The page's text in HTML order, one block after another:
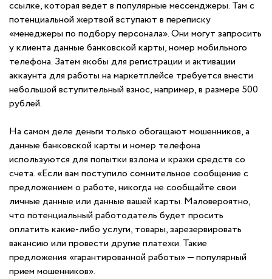
ссылке, которая ведет в популярные мессенджеры. Там с
потенциальной жертвой вступают в переписку
«менеджеры по подбору персонала». Они могут запросить
у клиента данные банковской карты, номер мобильного
телефона. Затем якобы для регистрации и активации
аккаунта для работы на маркетплейсе требуется внести
небольшой вступительный взнос, например, в размере 500
рублей.
На самом деле деньги только обогащают мошенников, а
данные банковской карты и номер телефона
используются для попытки взлома и кражи средств со
счета. «Если вам поступило сомнительное сообщение с
предложением о работе, никогда не сообщайте свои
личные данные или данные вашей карты. Маловероятно,
что потенциальный работодатель будет просить
оплатить какие-либо услуги, товары, зарезервировать
вакансию или провести другие платежи. Такие
предложения «гарантированной работы» — популярный
прием мошенников».